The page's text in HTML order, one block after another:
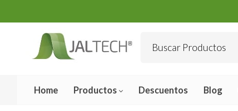
Home Productos Descuentos Blog